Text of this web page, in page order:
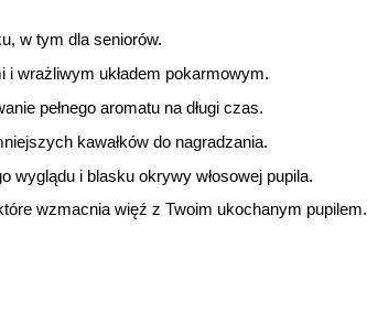
w tym dla seniorów.
wrażliwym układem pokarmowym.
pełnego aromatu na długi czas.
kawałków do nagradzania.
wyglądu i blasku okrywy włosowej pupila.
wzmacnia więź z Twoim ukochanym pupilem.